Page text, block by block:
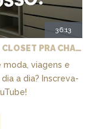
36:13
EP. 6: A SAGA DA CASA - TEMOS UM CLOSET PRA CHAMAR DE NOSSO + MARCENARIA E PAISAGISMO
viagens e
a dia? Inscreva-